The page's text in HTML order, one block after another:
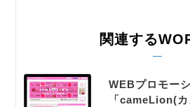
関連する
WEBプロモー
「cameLion(